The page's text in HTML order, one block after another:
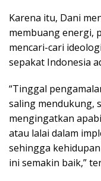
Karena itu, Dani
membuang energi,
mencari-cari
sepakat Indonesia
“Tinggal
saling mendukung,
mengingatkan
atau lalai dalam
sehingga
ini semakin baik,”